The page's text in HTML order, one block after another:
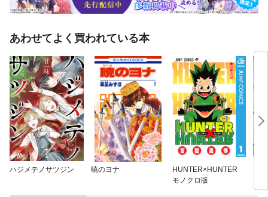
あわせてよく買われている本
ハジメテノサツジン 暁のヨナ
HUNTER×HUNTER
モノクロ版